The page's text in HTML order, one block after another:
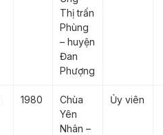
Thị trấn
Phùng
– huyện
Đan
Phượng
1980
Chùa
Yên
Nhân –
Ủy viên